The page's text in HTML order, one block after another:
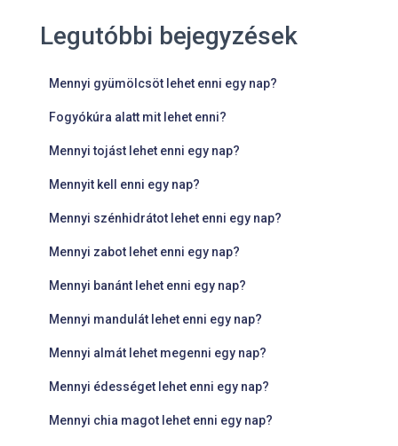
Legutóbbi bejegyzések
Mennyi gyümölcsöt lehet enni egy nap?
Fogyókúra alatt mit lehet enni?
Mennyi tojást lehet enni egy nap?
Mennyit kell enni egy nap?
Mennyi szénhidrátot lehet enni egy nap?
Mennyi zabot lehet enni egy nap?
Mennyi banánt lehet enni egy nap?
Mennyi mandulát lehet enni egy nap?
Mennyi almát lehet megenni egy nap?
Mennyi édességet lehet enni egy nap?
Mennyi chia magot lehet enni egy nap?